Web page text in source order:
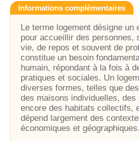
Informations complémentaires
Le terme logement désigne un
pour accueillir des personnes,
vie, de repos et souvent de
constitue un besoin
humain, répondant à la fois à
pratiques et sociales. Un
diverses formes, telles que
des maisons individuelles, des
encore des habitats collectifs,
dépend largement des
économiques et géographiques.